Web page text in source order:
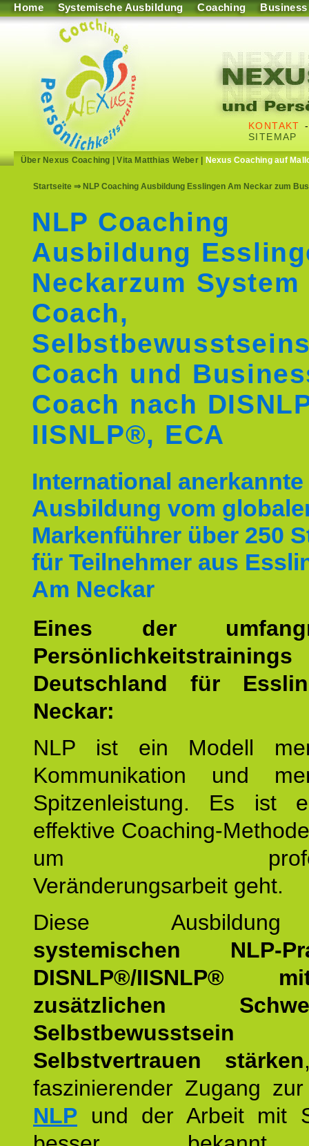
Home Systemische Ausbildung Coaching Business
KONTAKT
SITEMAP
Über Nexus Coaching |Vita Matthias Weber| Nexus Coaching auf
Startseite ⇒ NLP Coaching Ausbildung Esslingen Am Neckar zum
NLP Coaching
Ausbildung
Neckarzum System
Coach,
Coach und
Coach nach
IISNLP®, ECA
International
Ausbildung vom
Markenführer über 250
für Teilnehmer aus
Am Neckar
Eines der
Deutschland für
Neckar:
NLP ist ein Modell
Kommunikation und
Spitzenleistung. Es ist
effektive Coaching-
um
Veränderungsarbeit geht.
Diese
systemischen NLP-
DISNLP®/IISNLP®
zusätzlichen
Selbstvertrauen stärken
faszinierender Zugang
NLP und der Arbeit mit